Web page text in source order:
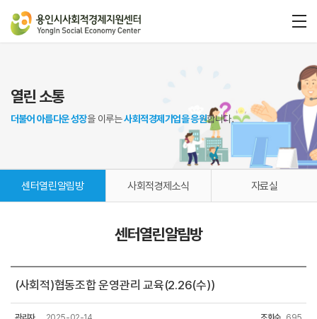
열린 소통
더불어 아름다운 성장을 이루는사회적경제기업을 응원합니다.
센터열린알림방 사회적경제소식 자료실
센터열린알림방
(사회적)협동조합 운영관리 교육(2.26(수))